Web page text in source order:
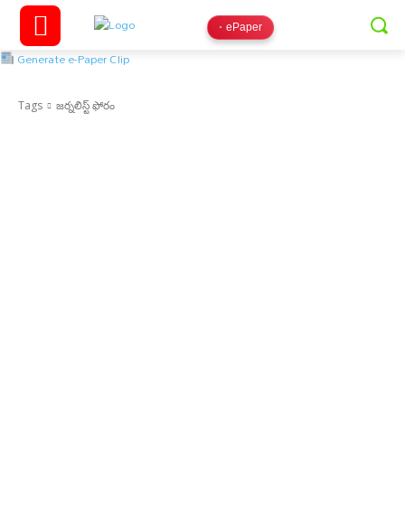
ePaper
Generate e-Paper Clip
Tags జర్నలిస్ట్ ఫోరం